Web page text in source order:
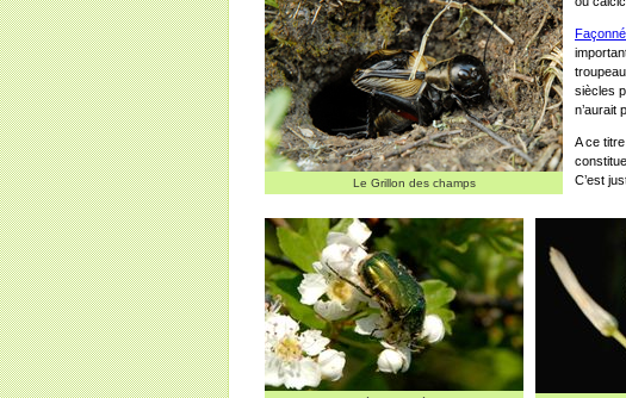
Le Grillon des champs
siècles
n’aurait
A ce
C’est